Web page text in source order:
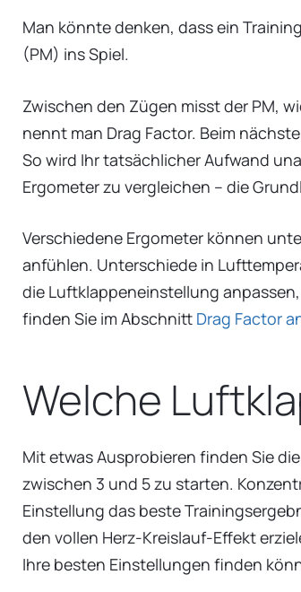
Man könnte denken, dass ein
(PM) ins Spiel.
Zwischen den Zügen misst der PM,
nennt man Drag Factor. Beim
So wird Ihr tatsächlicher Aufwand
Ergometer zu vergleichen – die
Verschiedene Ergometer können
anfühlen. Unterschiede in
die Luftklappeneinstellung
finden Sie im Abschnitt Drag Factor
Welche
Mit etwas Ausprobieren finden Sie
zwischen 3 und 5 zu starten.
Einstellung das beste
den vollen Herz-Kreislauf-Effekt
Ihre besten Einstellungen finden